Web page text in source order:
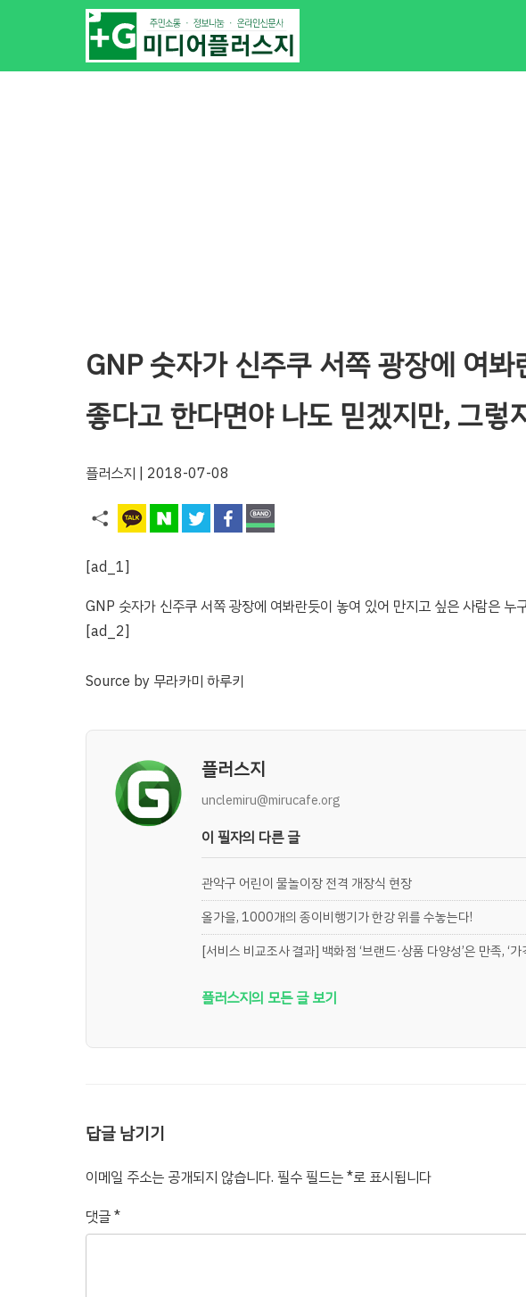
GNP 숫자가 신주쿠 서쪽 광장에 여
좋다고 한다면야 나도 믿겠지만, 그
플러스지 | 2018-07-08
[ad_1]
GNP 숫자가 신주쿠 서쪽 광장에 여봐란듯이 놓여 있어 만지고 싶은 사람은
[ad_2]
Source by 무라카미 하루키
플러스지
unclemiru@mirucafe.org
이 필자의 다른 글
관악구 어린이 물놀이장 전격 개장식 현장
올가을, 1000개의 종이비행기가 한강 위를 수놓는다!
[서비스 비교조사 결과] 백화점 ‘브랜드·상품 다양성’은 만족, ‘가
플러스지의 모든 글 보기
답글 남기기
이메일 주소는 공개되지 않습니다. 필수 필드는*로 표시됩니다
댓글*